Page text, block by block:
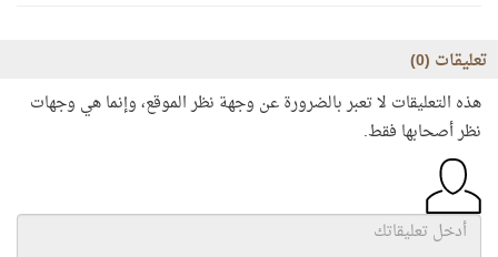
تعليقات (0
)
هذه التعليقات لا تعبر بالضرورة عن وجهة نظر الموقع، وإنما هي وجهات
نظر أصحابها فقط.